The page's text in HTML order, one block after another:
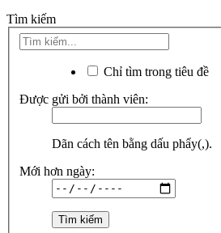
Tìm kiếm
Chỉ tìm trong tiêu đề
Được gửi bởi thành viên:
Dãn cách tên bằng dấu phẩy(,).
Mới hơn ngày: